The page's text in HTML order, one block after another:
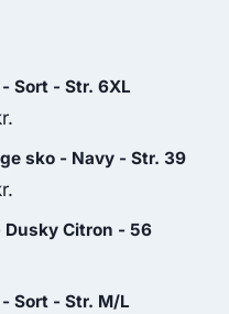
Sort - Str. 6XL
price
sko - Navy - Str. 39
price
Dusky Citron - 56
price
Sort - Str. M/L